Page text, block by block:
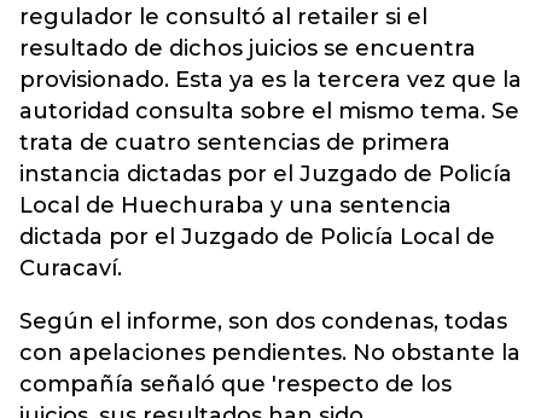
regulador le consultó al retailer si el
resultado de dichos juicios se encuentra
provisionado. Esta ya es la tercera vez que la
autoridad consulta sobre el mismo tema. Se
trata de cuatro sentencias de primera
instancia dictadas por el Juzgado de Policía
Local de Huechuraba y una sentencia
dictada por el Juzgado de Policía Local de
Curacaví.
Según el informe, son dos condenas, todas
con apelaciones pendientes. No obstante la
compañía señaló que 'respecto de los